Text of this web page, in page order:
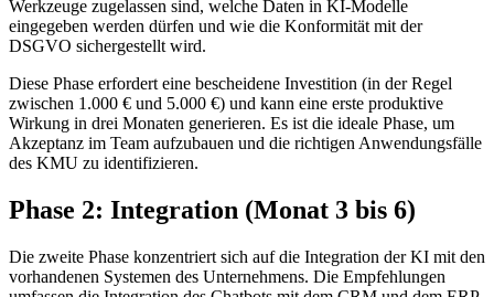
Werkzeuge zugelassen sind, welche Daten in KI-Modelle
eingegeben werden dürfen und wie die Konformität mit der
DSGVO sichergestellt wird.
Diese Phase erfordert eine bescheidene Investition (in der Regel
zwischen 1.000 € und 5.000 €) und kann eine erste produktive
Wirkung in drei Monaten generieren. Es ist die ideale Phase, um
Akzeptanz im Team aufzubauen und die richtigen Anwendungsfälle
des KMU zu identifizieren.
Phase 2: Integration (Monat 3 bis 6)
Die zweite Phase konzentriert sich auf die Integration der KI mit den
vorhandenen Systemen des Unternehmens. Die Empfehlungen